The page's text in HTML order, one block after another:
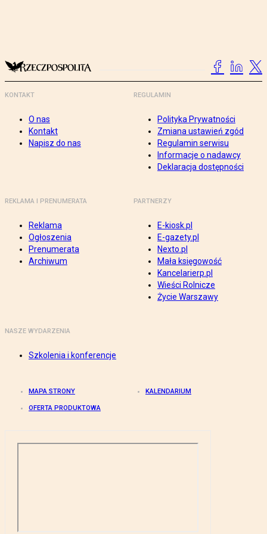
KONTAKT
O nas
Kontakt
Napisz do nas
REGULAMIN
Polityka Prywatności
Zmiana ustawień zgód
Regulamin serwisu
Informacje o nadawcy
Deklaracja dostępności
REKLAMA I PRENUMERATA
Reklama
Ogłoszenia
Prenumerata
Archiwum
PARTNERZY
E-kiosk.pl
E-gazety.pl
Nexto.pl
Mała księgowość
Kancelarierp.pl
Wieści Rolnicze
Życie Warszawy
NASZE WYDARZENIA
Szkolenia i konferencje
MAPA STRONY KALENDARIUM
OFERTA PRODUKTOWA